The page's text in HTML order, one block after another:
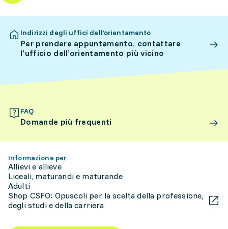
Indirizzi degli uffici dell’orientamento
Per prendere appuntamento, contattare
l’ufficio dell’orientamento più vicino
FAQ
Domande più frequenti
Informazione per
Allievi e allieve
Liceali, maturandi e maturande
Adulti
Shop CSFO: Opuscoli per la scelta della professione,
degli studi e della carriera